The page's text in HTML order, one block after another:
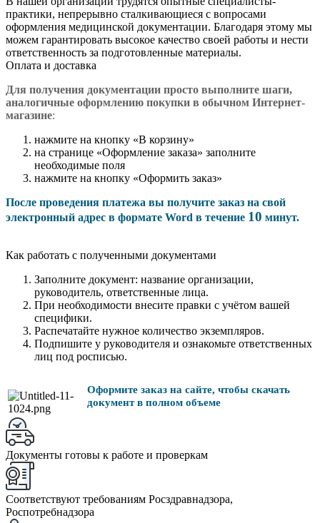
практики, непрерывно сталкивающиеся с вопросами
оформления медицинской документации. Благодаря этому мы
можем гарантировать высокое качество своей работы и нести
ответственность за подготовленные материалы.
Оплата и доставка
Для получения документации просто выполните шаги,
аналогичные оформлению покупки в обычном Интернет-
магазине:
нажмите на кнопку «В корзину»
на странице «Оформление заказа» заполните
необходимые поля
нажмите на кнопку «Оформить заказ»
После проведения платежа вы получите заказ на свой
электронный адрес в формате Word в течение 10 минут.
Как работать с полученными документами
Заполните документ: название организации,
руководитель, ответственные лица.
При необходимости внесите правки с учётом вашей
специфики.
Распечатайте нужное количество экземпляров.
Подпишите у руководителя и ознакомьте ответственных
лиц под росписью.
Оформите заказ на сайте, чтобы скачать
документ в полном объеме
Документы готовы к работе и проверкам
Соответствуют требованиям Росздравнадзора,
Роспотребнадзора